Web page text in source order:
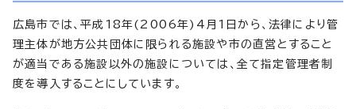
広島市では、平成18年(2006年)4月1日から、法律により管
理主体が地方公共団体に限られる施設や市の直営とすること
が適当である施設以外の施設については、全て指定管理者制
度を導入することにしています。